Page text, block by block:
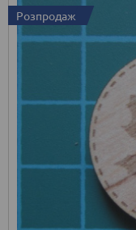
Розпродаж